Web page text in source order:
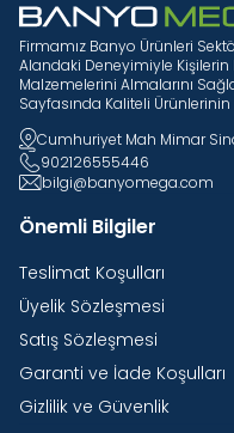
Firmamız Banyo Ürünleri
Alandaki Deneyimiyle Kişilerin
Malzemelerini Almalarını
Sayfasında Kaliteli Ürünlerinin
Cumhuriyet Mah Mimar
902126555446
bilgi@banyomega.com
Önemli Bilgiler
Teslimat Koşulları
Üyelik Sözleşmesi
Satış Sözleşmesi
Garanti ve İade Koşulları
Gizlilik ve Güvenlik